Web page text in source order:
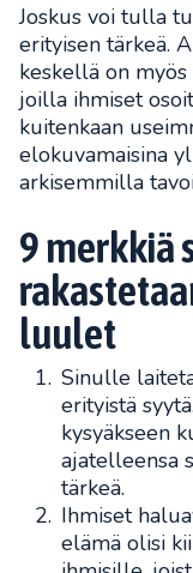
Joskus voi tulla
erityisen tärkeä.
keskellä on
joilla ihmiset
kuitenkaan
elokuvamaisina
arkisemmilla
9 merkkiä
luulet
Sinulle
erityistä
kysyäkseen
ajatelleensa
tärkeä.
Ihmiset
elämä olisi